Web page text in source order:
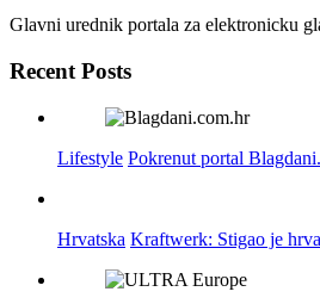
Glavni urednik portala za elektronicku
Recent Posts
Lifestyle Pokrenut portal
Hrvatska Kraftwerk: Stigao je